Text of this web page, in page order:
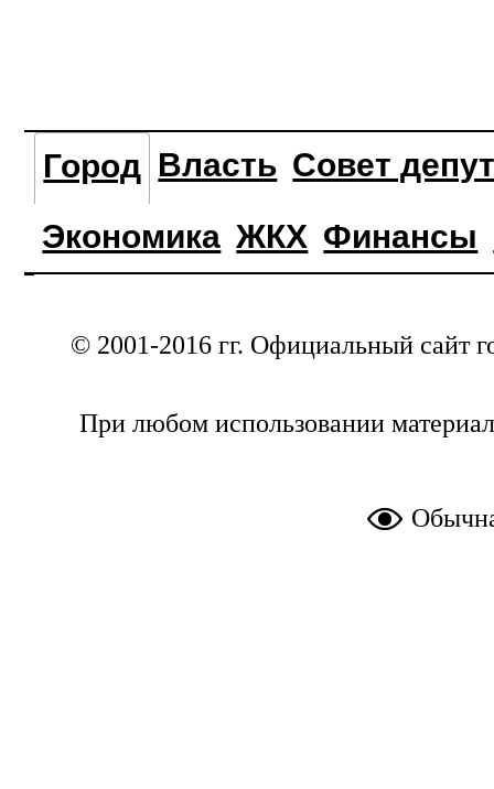
Город Власть Совет
Экономика ЖКХ Финансы
© 2001-2016 гг. Официальный сайт
При любом использовании